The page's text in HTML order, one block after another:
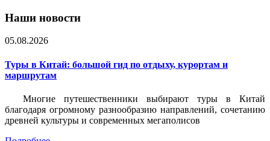
Наши новости
05.08.2026
Туры в Китай: большой гид по отдыху, курортам и
маршрутам
Многие путешественники выбирают туры в Китай
благодаря огромному разнообразию направлений, сочетанию
древней культуры и современных мегаполисов